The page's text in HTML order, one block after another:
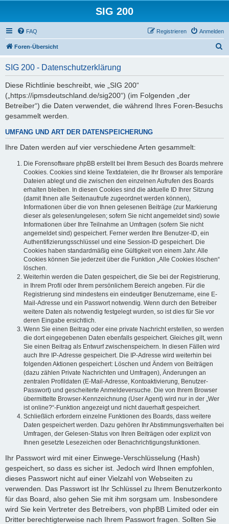
SIG 200
FAQ Anmelden
Registrieren
Foren-Übersicht
SIG 200 - Datenschutzerklärung
Diese Richtlinie beschreibt, wie „SIG 200“
(„https://ipmsdeutschland.de/sig200“) (im Folgenden „der
Betreiber“) die Daten verwendet, die während Ihres Foren-Besuchs
gesammelt werden.
UMFANG UND ART DER DATENSPEICHERUNG
Ihre Daten werden auf vier verschiedene Arten gesammelt:
Die Forensoftware phpBB erstellt bei Ihrem Besuch des Boards mehrere
Cookies. Cookies sind kleine Textdateien, die Ihr Browser als temporäre
Dateien ablegt und die zwischen den einzelnen Aufrufen des Boards
erhalten bleiben. In diesen Cookies sind die aktuelle ID Ihrer Sitzung
(damit Ihnen alle Seitenaufrufe zugeordnet werden können),
Informationen über die von Ihnen gelesenen Beiträge (zur Markierung
dieser als gelesen/ungelesen; sofern Sie nicht angemeldet sind) sowie
Informationen über Ihre Teilnahme an Umfragen (sofern Sie nicht
angemeldet sind) gespeichert. Ferner werden Ihre Benutzer-ID, ein
Authentifizierungsschlüssel und eine Session-ID gespeichert. Die
Cookies haben standardmäßig eine Gültigkeit von einem Jahr. Alle
Cookies können Sie jederzeit über die Funktion „Alle Cookies löschen“
löschen.
Weiterhin werden die Daten gespeichert, die Sie bei der Registrierung,
in Ihrem Profil oder Ihrem persönlichem Bereich angeben. Für die
Registrierung sind mindestens ein eindeutiger Benutzername, eine E-
Mail-Adresse und ein Passwort notwendig. Wenn durch den Betreiber
weitere Daten als notwendig festgelegt wurden, so ist dies für Sie vor
deren Eingabe ersichtlich.
Wenn Sie einen Beitrag oder eine private Nachricht erstellen, so werden
die dort eingegebenen Daten ebenfalls gespeichert. Gleiches gilt, wenn
Sie einen Beitrag als Entwurf zwischenspeichern. In diesen Fällen wird
auch Ihre IP-Adresse gespeichert. Die IP-Adresse wird weiterhin bei
folgenden Aktionen gespeichert: Löschen und Ändern von Beiträgen
(dazu zählen Private Nachrichten und Umfragen), Änderungen an
zentralen Profildaten (E-Mail-Adresse, Kontoaktivierung, Benutzer-
Passwort) und gescheiterte Anmeldeversuche. Die von Ihrem Browser
übermittelte Browser-Kennzeichnung (User Agent) wird nur in der „Wer
ist online?“-Funktion angezeigt und nicht dauerhaft gespeichert.
Schließlich erfordern einzelne Funktionen des Boards, dass weitere
Daten gespeichert werden. Dazu gehören Ihr Abstimmungsverhalten bei
Umfragen, der Gelesen-Status von Ihren Beiträgen oder explizit von
Ihnen gesetzte Lesezeichen oder Benachrichtigungsfunktionen.
Ihr Passwort wird mit einer Einwege-Verschlüsselung (Hash)
gespeichert, so dass es sicher ist. Jedoch wird Ihnen empfohlen,
dieses Passwort nicht auf einer Vielzahl von Webseiten zu
verwenden. Das Passwort ist Ihr Schlüssel zu Ihrem Benutzerkonto
für das Board, also gehen Sie mit ihm sorgsam um. Insbesondere
wird Sie kein Vertreter des Betreibers, von phpBB Limited oder ein
Dritter berechtigterweise nach Ihrem Passwort fragen. Sollten Sie